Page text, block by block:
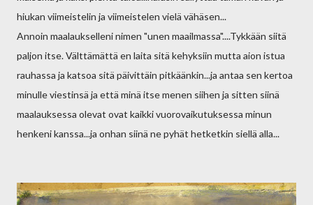
hiukan viimeistelin ja viimeistelen vielä vähäsen...
Annoin maalaukselleni nimen "unen maailmassa"....Tykkään siitä
paljon itse. Välttämättä en laita sitä kehyksiin mutta aion istua
rauhassa ja katsoa sitä päivittäin pitkäänkin...ja antaa sen kertoa
minulle viestinsä ja että minä itse menen siihen ja sitten siinä
maalauksessa olevat ovat kaikki vuorovaikutuksessa minun
henkeni kanssa...ja onhan siinä ne pyhät hetketkin siellä alla...